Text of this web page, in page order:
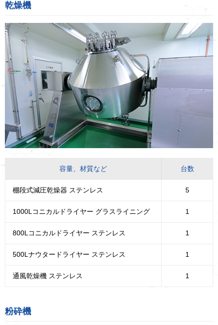
乾燥機
容量、材質など 台数
棚段式減圧乾燥器 ステンレス 5
1000Lコニカルドライヤー グラスライニング 1
800Lコニカルドライヤー ステンレス 1
500Lナウタードライヤー ステンレス 1
通風乾燥機 ステンレス 1
粉砕機